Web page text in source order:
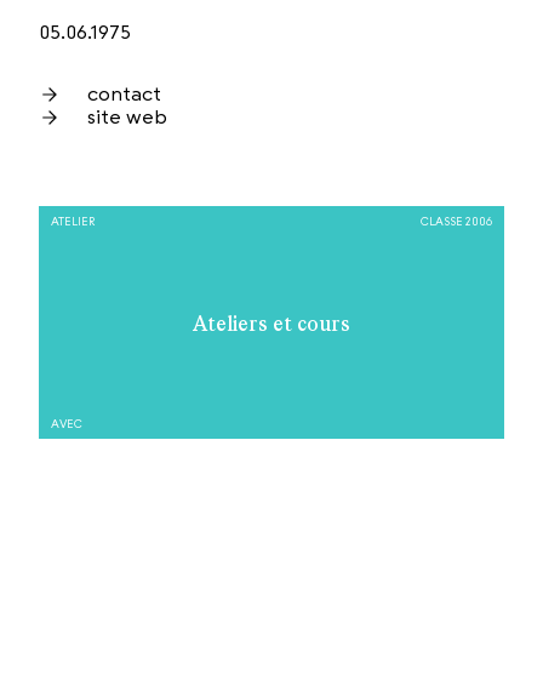
05.06.1975
contact
site web
Ateliers et cours
ATELIER CLASSE 2006
AVEC